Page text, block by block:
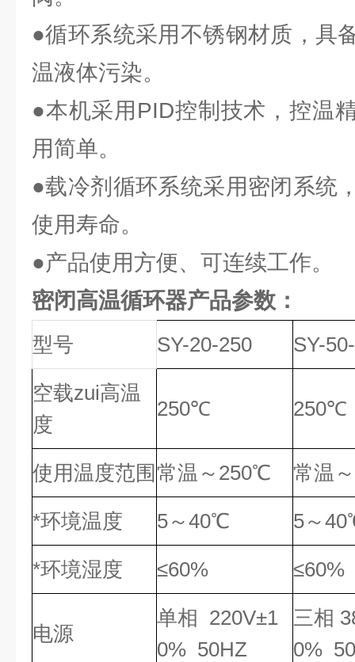
●循环系统采用不锈钢材质，具
温液体污染。
●本机采用PID控制技术，控温
用简单。
●载冷剂循环系统采用密闭系统
使用寿命。
●产品使用方便、可连续工作。
密闭高温循环器产品参数：
型号 SY-20-250 SY-
空载zui高温
度
250℃ 250℃
使用温度范围 常温～250℃ 常温
*环境温度 5～40℃ 5～
*环境湿度 ≤60% ≤60%
电源
单相 220V±1
0% 50HZ
三相
0%